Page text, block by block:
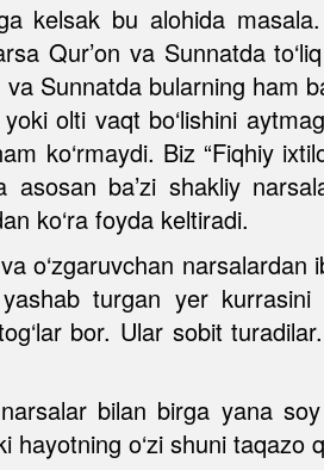
kelsak bu alohida
Qur’on va Sunnatda
va Sunnatda bularning ham
olti vaqt bo‘lishini
ko‘rmaydi. Biz “Fiqhiy
asosan ba’zi shakliy
ko‘ra foyda keltiradi.
o‘zgaruvchan
turgan yer
bor. Ular sobit
bilan birga yana
hayotning o‘zi shuni taqazo